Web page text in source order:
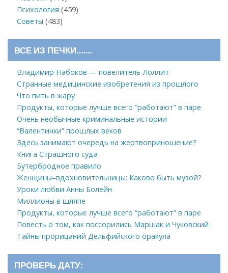
Психология (459)
Советы (483)
ВСЕ ИЗ ПЕЧКИ…….
Владимир Набоков — повелитель Лоллит
Странные медицинские изобретения из прошлого
Что пить в жару
Продукты, которые лучше всего “работают” в паре
Очень необычные криминальные истории
“Валентинки” прошлых веков
Здесь занимают очередь на жертвоприношение?
Книга Страшного суда
Бутербродное правило
Женщины–вдохновительницы: Каково быть музой?
Уроки любви Анны Болейн
Миллионы в шляпе
Продукты, которые лучше всего “работают” в паре
Повесть о том, как поссорились Маршак и Чуковский
Тайны прорицаний Дельфийского оракула
ПРОВЕРЬ ДАТУ: